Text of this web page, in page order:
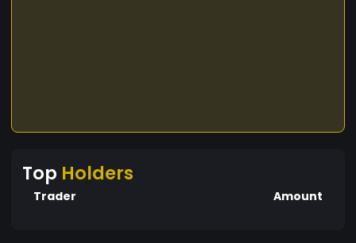
Top Holders
Trader Amount